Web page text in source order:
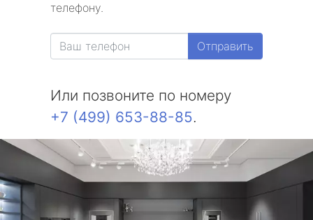
телефону.
Отправить
Или позвоните по номеру
+7 (499) 653-88-85.